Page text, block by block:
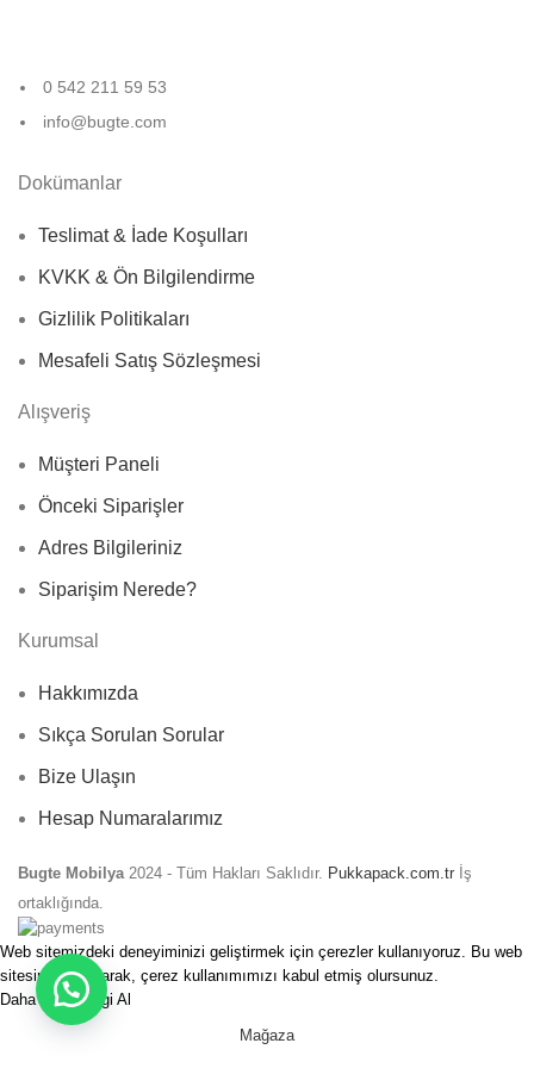
0 542 211 59 53
info@bugte.com
Dokümanlar
Teslimat & İade Koşulları
KVKK & Ön Bilgilendirme
Gizlilik Politikaları
Mesafeli Satış Sözleşmesi
Alışveriş
Müşteri Paneli
Önceki Siparişler
Adres Bilgileriniz
Siparişim Nerede?
Kurumsal
Hakkımızda
Sıkça Sorulan Sorular
Bize Ulaşın
Hesap Numaralarımız
Bugte Mobilya 2024 - Tüm Hakları Saklıdır. Pukkapack.com.tr İş
ortaklığında.
Web sitemizdeki deneyiminizi geliştirmek için çerezler kullanıyoruz. Bu web
sitesine göz atarak, çerez kullanımımızı kabul etmiş olursunuz.
Daha Fazla Bilgi Al
Mağaza